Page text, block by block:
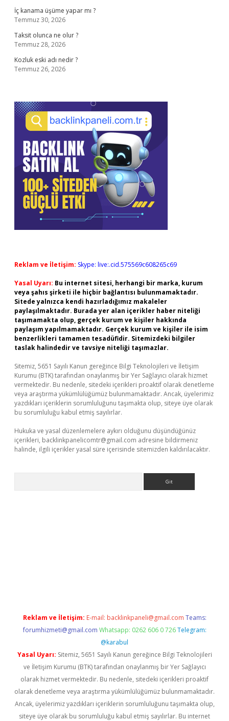
İç kanama üşüme yapar mı ?
Temmuz 30, 2026
Taksit olunca ne olur ?
Temmuz 28, 2026
Kozluk eski adı nedir ?
Temmuz 26, 2026
Reklam ve İletişim: Skype: live:.cid.575569c608265c69
Yasal Uyarı: Bu internet sitesi, herhangi bir marka, kurum
veya şahıs şirketi ile hiçbir bağlantısı bulunmamaktadır.
Sitede yalnızca kendi hazırladığımız makaleler
paylaşılmaktadır. Burada yer alan içerikler haber niteliği
taşımamakta olup, gerçek kurum ve kişiler hakkında
paylaşım yapılmamaktadır. Gerçek kurum ve kişiler ile isim
benzerlikleri tamamen tesadüfidir. Sitemizdeki bilgiler
taslak halindedir ve tavsiye niteliği taşımazlar.
Sitemiz, 5651 Sayılı Kanun gereğince Bilgi Teknolojileri ve İletişim
Kurumu (BTK) tarafından onaylanmış bir Yer Sağlayıcı olarak hizmet
vermektedir. Bu nedenle, sitedeki içerikleri proaktif olarak denetleme
veya araştırma yükümlülüğümüz bulunmamaktadır. Ancak, üyelerimiz
yazdıkları içeriklerin sorumluluğunu taşımakta olup, siteye üye olarak
bu sorumluluğu kabul etmiş sayılırlar.
Hukuka ve yasal düzenlemelere aykırı olduğunu düşündüğünüz
içerikleri, backlinkpanelicomtr@gmail.com adresine bildirmeniz
halinde, ilgili içerikler yasal süre içerisinde sitemizden kaldırılacaktır.
Reklam ve İletişim: E-mail: backlinkpaneli@gmail.com Teams:
forumhizmeti@gmail.com Whatsapp: 0262 606 0 726 Telegram:
@karabul
Yasal Uyarı: Sitemiz, 5651 Sayılı Kanun gereğince Bilgi Teknolojileri
ve İletişim Kurumu (BTK) tarafından onaylanmış bir Yer Sağlayıcı
olarak hizmet vermektedir. Bu nedenle, sitedeki içerikleri proaktif
olarak denetleme veya araştırma yükümlülüğümüz bulunmamaktadır.
Ancak, üyelerimiz yazdıkları içeriklerin sorumluluğunu taşımakta olup,
siteye üye olarak bu sorumluluğu kabul etmiş sayılırlar. Bu internet